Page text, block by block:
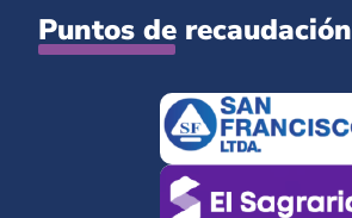
Puntos de recaudación